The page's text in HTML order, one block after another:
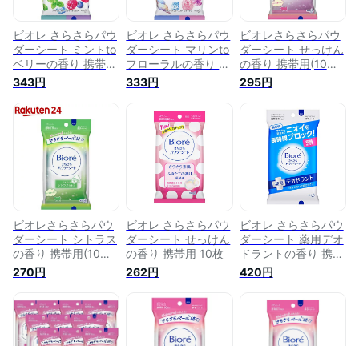
ビオレ さらさらパウ
ダーシート ミントto
ベリーの香り 携帯用
(10枚入)【ビオレさ
らさらパウダーシー
ト】
343円
ビオレ さらさらパウ
ダーシート マリンto
フローラルの香り 携
帯用(10枚入)【ビオ
レさらさらパウダー
333円
ビオレさらさらパウ
ダーシート せっけん
の香り 携帯用(10枚
入)【ビオレ】
295円
ビオレさらさらパウ
ダーシート シトラス
の香り 携帯用(10枚
入)【ビオレ】
270円
ビオレ さらさらパウ
ダーシート せっけん
の香り 携帯用 10枚
262円
ビオレ さらさらパウ
ダーシート 薬用デオ
ドラントの香り 携帯
用 10枚
420円